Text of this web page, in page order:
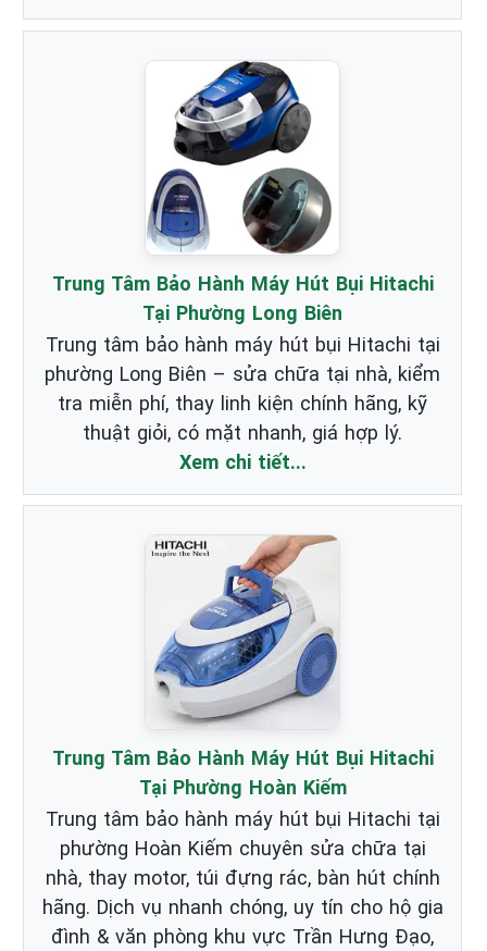
Trung Tâm Bảo Hành Máy Hút Bụi Hitachi
Tại Phường Long Biên
Trung tâm bảo hành máy hút bụi Hitachi tại
phường Long Biên – sửa chữa tại nhà, kiểm
tra miễn phí, thay linh kiện chính hãng, kỹ
thuật giỏi, có mặt nhanh, giá hợp lý.
Xem chi tiết...
Trung Tâm Bảo Hành Máy Hút Bụi Hitachi
Tại Phường Hoàn Kiếm
Trung tâm bảo hành máy hút bụi Hitachi tại
phường Hoàn Kiếm chuyên sửa chữa tại
nhà, thay motor, túi đựng rác, bàn hút chính
hãng. Dịch vụ nhanh chóng, uy tín cho hộ gia
đình & văn phòng khu vực Trần Hưng Đạo,